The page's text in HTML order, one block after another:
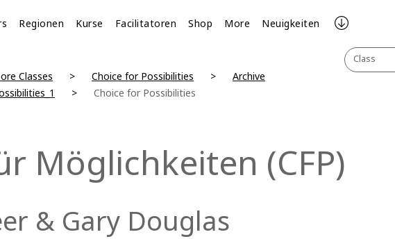
Regionen Kurse Facilitatoren Shop More Neuigkeiten
Class
Classes Choice for Possibilities
Archive
Choice for Possibilities
Möglichkeiten (CFP)
& Gary Douglas